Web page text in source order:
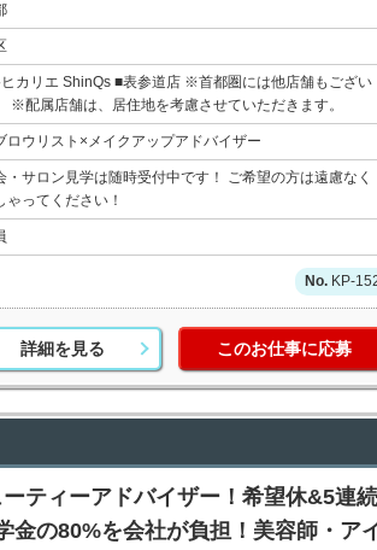
カリエ ShinQs ■表参道店 ※首都圏には他店舗もござい
※配属店舗は、居住地を考慮させていただきます。
ロウリスト×メイクアップアドバイザー
・サロン見学は随時受付中です！ ご希望の方は遠慮なく
ゃってください！
KP-
詳細を見る このお仕事に応募
ティーアドバイザー！希望休&5連続
の80%を会社が負担！美容師・ア